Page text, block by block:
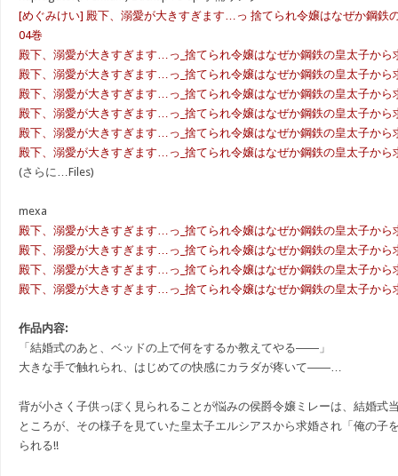
[めぐみけい] 殿下、溺愛が大きすぎます…っ 捨てられ令嬢はなぜか鋼鉄
04巻
殿下、溺愛が大きすぎます…っ_捨てられ令嬢はなぜか鋼鉄の皇太子から
殿下、溺愛が大きすぎます…っ_捨てられ令嬢はなぜか鋼鉄の皇太子から
殿下、溺愛が大きすぎます…っ_捨てられ令嬢はなぜか鋼鉄の皇太子から
殿下、溺愛が大きすぎます…っ_捨てられ令嬢はなぜか鋼鉄の皇太子から
殿下、溺愛が大きすぎます…っ_捨てられ令嬢はなぜか鋼鉄の皇太子から
殿下、溺愛が大きすぎます…っ_捨てられ令嬢はなぜか鋼鉄の皇太子から
(さらに…Files)
mexa
殿下、溺愛が大きすぎます…っ_捨てられ令嬢はなぜか鋼鉄の皇太子から
殿下、溺愛が大きすぎます…っ_捨てられ令嬢はなぜか鋼鉄の皇太子から
殿下、溺愛が大きすぎます…っ_捨てられ令嬢はなぜか鋼鉄の皇太子から
殿下、溺愛が大きすぎます…っ_捨てられ令嬢はなぜか鋼鉄の皇太子から
作品内容:
「結婚式のあと、ベッドの上で何をするか教えてやる――」
大きな手で触れられ、はじめての快感にカラダが疼いて――…
背が小さく子供っぽく見られることが悩みの侯爵令嬢ミレーは、結婚式
ところが、その様子を見ていた皇太子エルシアスから求婚され「俺の子
られる!!